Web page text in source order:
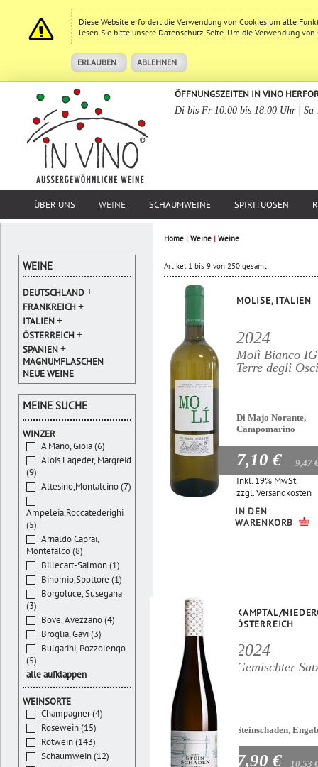
Diese Website erfordert die Verwendung von Cookies um alle
lesen Sie bitte unsere Datenschutz-Seite. Um die Verwendung
ERLAUBEN ABLEHNEN
ÖFFNUNGSZEITEN IN VINO
Di bis Fr 10.00 bis 18.00 Uhr | Sa
ÜBER UNS WEINE SCHAUMWEINE SPIRITUOSEN
Home | Weine | Weine
Artikel 1 bis 9 von 250 gesamt
MOLISE, ITALIEN
2024
Molì Bianco
Terre degli Osci
Di Majo Norante,
Campomarino
7,10 € 9,47
Inkl. 19% MwSt.
zzgl.Versandkosten
IN DEN
WARENKORB
KAMPTAL/
ÖSTERREICH
2024
Gemischter
Steinschaden,
7,90 € 10,53
WEINE
DEUTSCHLAND+
FRANKREICH+
ITALIEN+
ÖSTERREICH+
SPANIEN+
MAGNUMFLASCHEN
NEUE WEINE
MEINE SUCHE
WINZER
A Mano, Gioia (6)
Alois Lageder, Margreid
(9)
Altesino,Montalcino (7)
Ampeleia,Roccatederighi
(5)
Arnaldo Caprai,
Montefalco (8)
Billecart-Salmon (1)
Binomio,Spoltore (1)
Borgoluce, Susegana
(3)
Bove, Avezzano (4)
Broglia, Gavi (3)
Bulgarini, Pozzolengo
(5)
alle aufklappen
WEINSORTE
Champagner (4)
Roséwein (15)
Rotwein (143)
Schaumwein (12)